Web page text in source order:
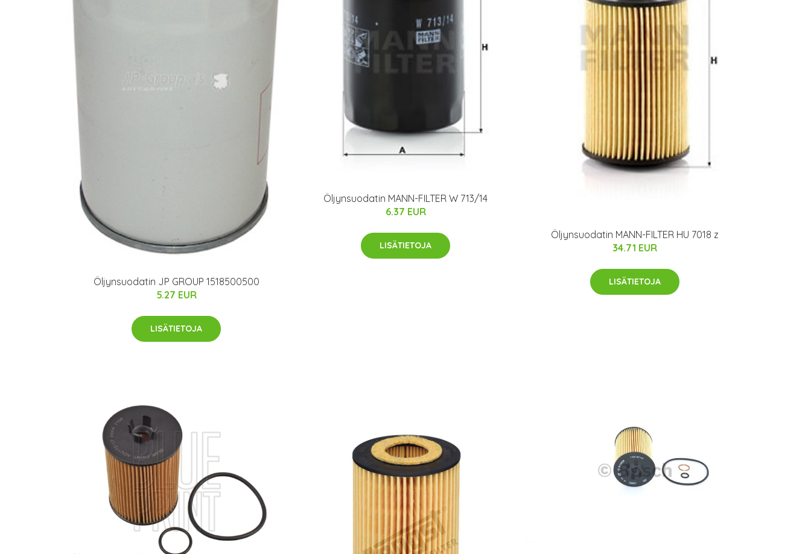
Öljynsuodatin JP GROUP 1518500500
5.27 EUR
LISÄTIETOJA
Öljynsuodatin MANN-FILTER W 713/14
6.37 EUR
LISÄTIETOJA
Öljynsuodatin MANN-FILTER HU 7018 z
34.71 EUR
LISÄTIETOJA